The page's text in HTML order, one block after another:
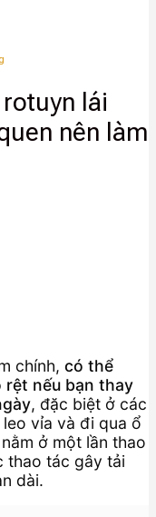
lái
nên làm
chính, có thể
rệt nếu bạn thay
, đặc biệt ở các
vỉa và đi qua ổ
ở một lần thao
thao tác gây tải
dài.